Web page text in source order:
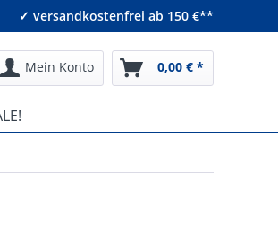
✓ versandkostenfrei ab 150 €**
Mein Konto 0,00 € *